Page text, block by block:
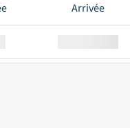
Arrivée